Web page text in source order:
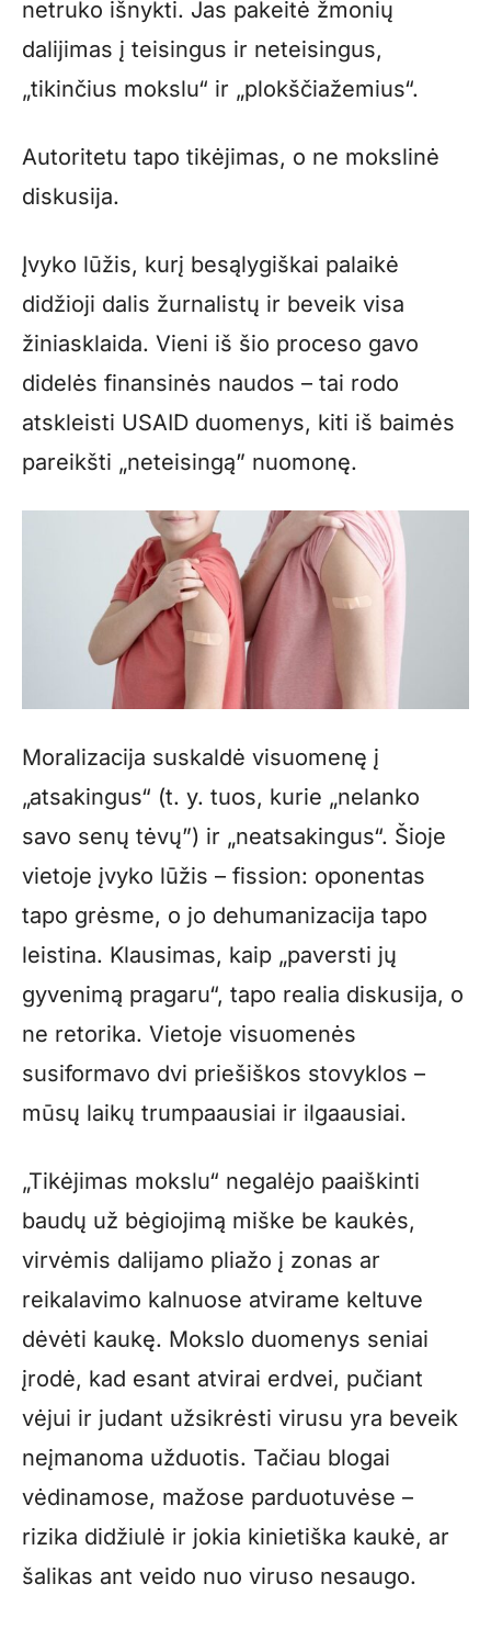
netruko išnykti. Jas pakeitė žmonių
dalijimas į teisingus ir neteisingus,
„tikinčius mokslu“ ir „plokščiažemius“.
Autoritetu tapo tikėjimas, o ne mokslinė
diskusija.
Įvyko lūžis, kurį besąlygiškai palaikė
didžioji dalis žurnalistų ir beveik visa
žiniasklaida. Vieni iš šio proceso gavo
didelės finansinės naudos – tai rodo
atskleisti USAID duomenys, kiti iš baimės
pareikšti „neteisingą” nuomonę.
Moralizacija suskaldė visuomenę į
„atsakingus“ (t. y. tuos, kurie „nelanko
savo senų tėvų”) ir „neatsakingus“. Šioje
vietoje įvyko lūžis – fission: oponentas
tapo grėsme, o jo dehumanizacija tapo
leistina. Klausimas, kaip „paversti jų
gyvenimą pragaru“, tapo realia diskusija, o
ne retorika. Vietoje visuomenės
susiformavo dvi priešiškos stovyklos –
mūsų laikų trumpaausiai ir ilgaausiai.
„Tikėjimas mokslu“ negalėjo paaiškinti
baudų už bėgiojimą miške be kaukės,
virvėmis dalijamo pliažo į zonas ar
reikalavimo kalnuose atvirame keltuve
dėvėti kaukę. Mokslo duomenys seniai
įrodė, kad esant atvirai erdvei, pučiant
vėjui ir judant užsikrėsti virusu yra beveik
neįmanoma užduotis. Tačiau blogai
vėdinamose, mažose parduotuvėse –
rizika didžiulė ir jokia kinietiška kaukė, ar
šalikas ant veido nuo viruso nesaugo.